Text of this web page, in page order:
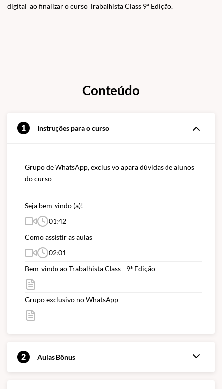
digital ao finalizar o curso Trabalhista Class 9ª Edição.
Conteúdo
1 Instruções para o curso
Grupo de WhatsApp, exclusivo apara dúvidas de alunos
do curso
Seja bem-vindo (a)!
01:42
Como assistir as aulas
02:01
Bem-vindo ao Trabalhista Class - 9ª Edição
Grupo exclusivo no WhatsApp
2 Aulas Bônus